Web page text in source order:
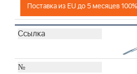
Поставка из EU до 5 месяцев